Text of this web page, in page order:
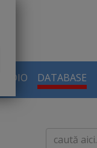
DATABASE
Caută